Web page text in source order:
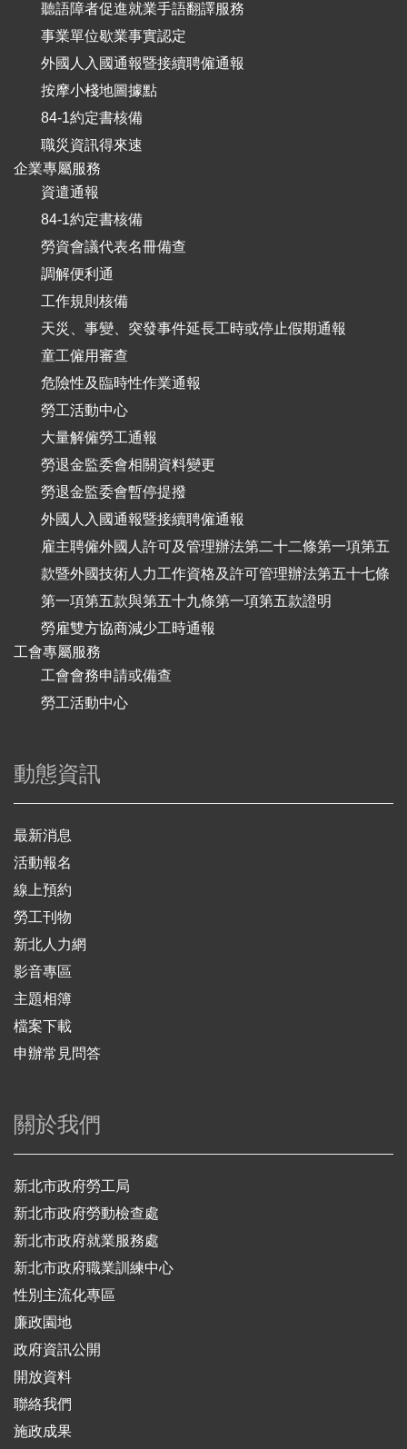
聽語障者促進就業手語翻譯服務
事業單位歇業事實認定
外國人入國通報暨接續聘僱通報
按摩小棧地圖據點
84-1約定書核備
職災資訊得來速
企業專屬服務
資遣通報
84-1約定書核備
勞資會議代表名冊備查
調解便利通
工作規則核備
天災、事變、突發事件延長工時或停止假期通報
童工僱用審查
危險性及臨時性作業通報
勞工活動中心
大量解僱勞工通報
勞退金監委會相關資料變更
勞退金監委會暫停提撥
外國人入國通報暨接續聘僱通報
雇主聘僱外國人許可及管理辦法第二十二條第一項第五
款暨外國技術人力工作資格及許可管理辦法第五十七條
第一項第五款與第五十九條第一項第五款證明
勞雇雙方協商減少工時通報
工會專屬服務
工會會務申請或備查
勞工活動中心
動態資訊
最新消息
活動報名
線上預約
勞工刊物
新北人力網
影音專區
主題相簿
檔案下載
申辦常見問答
關於我們
新北市政府勞工局
新北市政府勞動檢查處
新北市政府就業服務處
新北市政府職業訓練中心
性別主流化專區
廉政園地
政府資訊公開
開放資料
聯絡我們
施政成果